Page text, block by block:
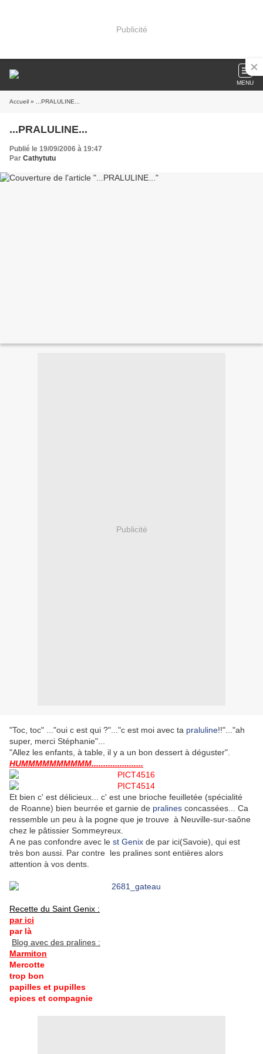
Publicité
MENU
Accueil » ...PRALULINE...
...PRALULINE...
Publié le 19/09/2006 à 19:47
Par Cathytutu
Publicité
"Toc, toc" ..."oui c est qui ?"..."c est moi avec ta praluline!!"..."ah
super, merci Stéphanie"...
"Allez les enfants, à table, il y a un bon dessert à déguster".
HUMMMMMMMMMM......................
Et bien c' est délicieux... c' est une brioche feuilletée (spécialité
de Roanne) bien beurrée et garnie de pralines concassées... Ca
ressemble un peu à la pogne que je trouve à Neuville-sur-saône
chez le pâtissier Sommeyreux.
A ne pas confondre avec le st Genix de par ici(Savoie), qui est
très bon aussi. Par contre les pralines sont entières alors
attention à vos dents.
Recette du Saint Genix :
par ici
par là
Blog avec des pralines :
Marmiton
Mercotte
trop bon
papilles et pupilles
epices et compagnie